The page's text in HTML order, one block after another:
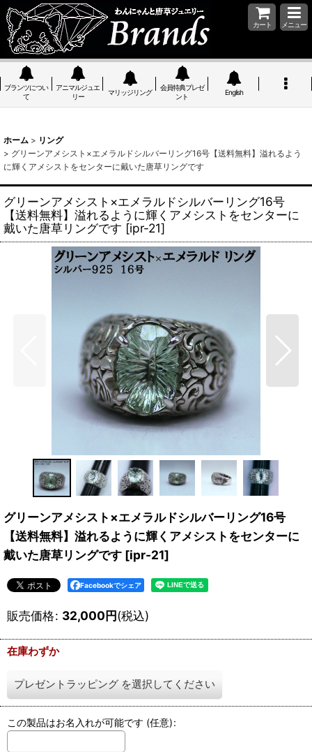
カート メニュー
ブランツについ
て
アニマルジュエ
リー
マリッジリング
会員特典プレゼ
ント
English
ホーム > リング
> グリーンアメシスト×エメラルドシルバーリング16号【送料無料】溢れるよう
に輝くアメシストをセンターに戴いた唐草リングです
グリーンアメシスト×エメラルドシルバーリング16号
【送料無料】溢れるように輝くアメシストをセンターに
戴いた唐草リングです [ipr-21]
グリーンアメシスト×エメラルドシルバーリング16号
【送料無料】溢れるように輝くアメシストをセンターに
戴いた唐草リングです [ipr-21]
Facebookでシェア
販売価格: 32,000円(税込)
在庫わずか
プレゼントラッピング を選択してください
この製品はお名入れが可能です (任意):